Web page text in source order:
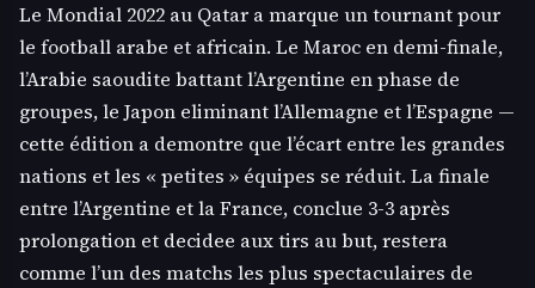
Le Mondial 2022 au Qatar a marque un tournant pour
le football arabe et africain. Le Maroc en demi-finale,
l’Arabie saoudite battant l’Argentine en phase de
groupes, le Japon eliminant l’Allemagne et l’Espagne —
cette édition a demontre que l’écart entre les grandes
nations et les « petites » équipes se réduit. La finale
entre l’Argentine et la France, conclue 3-3 après
prolongation et decidee aux tirs au but, restera
comme l’un des matchs les plus spectaculaires de